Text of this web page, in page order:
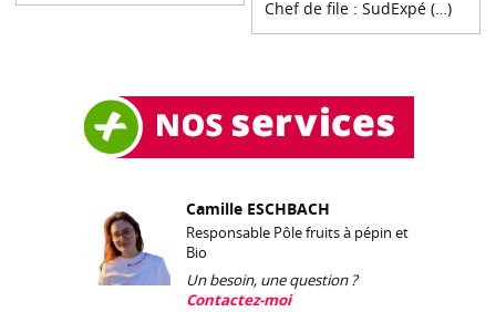
Chef de file : SudExpé (…)
Camille ESCHBACH
Responsable Pôle fruits à pépin et
Bio
Un besoin, une question ?
Contactez-moi